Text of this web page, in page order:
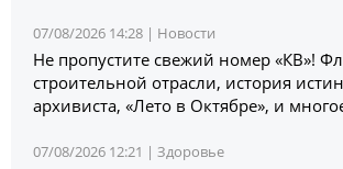
07/08/2026 14:28 | Новости
Не пропустите свежий номер «КВ»!
строительной отрасли, история
архивиста, «Лето в Октябре», и
07/08/2026 12:21 | Здоровье